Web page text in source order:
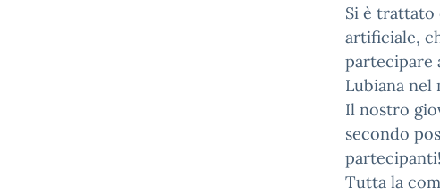
Si è trattato
artificiale,
partecipare
Lubiana nel
Il nostro
secondo
partecipanti!
Tutta la